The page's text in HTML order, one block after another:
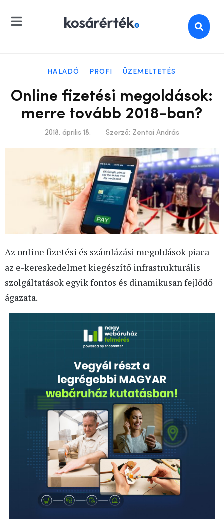
HALADÓ PROFI ÜZEMELTETÉS
Online fizetési megoldások:
merre tovább 2018-ban?
2018. április 18. Szerző: Zentai András
Az online fizetési és számlázási megoldások piaca
az e-kereskedelmet kiegészítő infrastrukturális
szolgáltatások egyik fontos és dinamikusan fejlődő
ágazata.